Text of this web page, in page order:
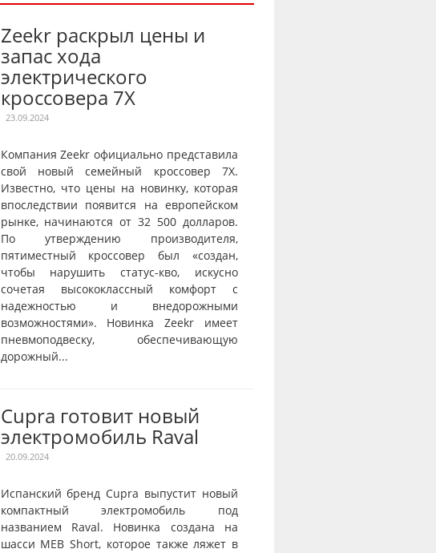
Zeekr раскрыл цены и
запас хода
электрического
кроссовера 7X
23.09.2024
Компания Zeekr официально представила
свой новый семейный кроссовер 7X.
Известно, что цены на новинку, которая
впоследствии появится на европейском
рынке, начинаются от 32 500 долларов.
По утверждению производителя,
пятиместный кроссовер был «создан,
чтобы нарушить статус-кво, искусно
сочетая высококлассный комфорт с
надежностью и внедорожными
возможностями». Новинка Zeekr имеет
пневмоподвеску, обеспечивающую
дорожный...
Cupra готовит новый
электромобиль Raval
20.09.2024
Испанский бренд Cupra выпустит новый
компактный электромобиль под
названием Raval. Новинка создана на
шасси MEB Short, которое также ляжет в